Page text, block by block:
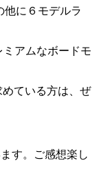
他に６モデルラ
アムなボードモ
ている方は、ぜ
す。ご感想楽し